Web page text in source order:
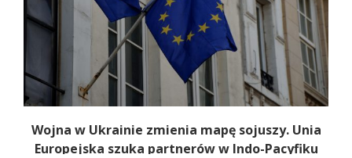
Wojna w Ukrainie zmienia mapę sojuszy. Unia
Europejska szuka partnerów w Indo-Pacyfiku